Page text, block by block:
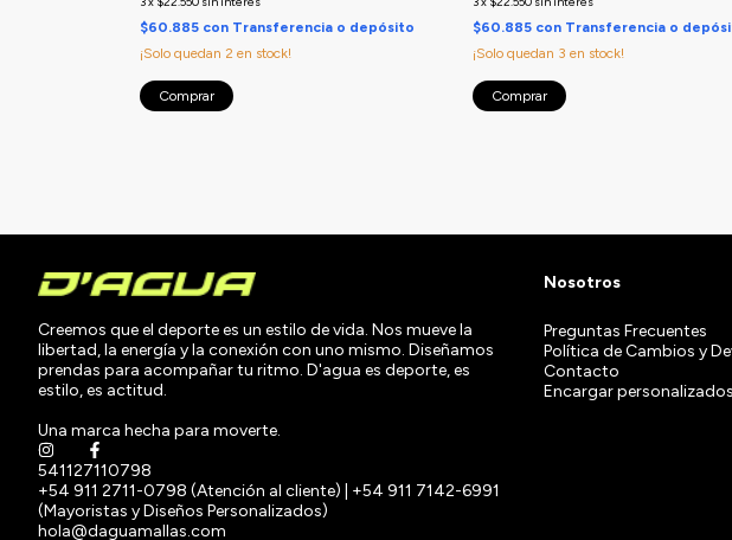
$60.885 con Transferencia o depósito
¡Solo quedan 2 en stock!
Comprar
$60.885 con Transferencia o
¡Solo quedan 3 en stock!
Comprar
Creemos que el deporte es un estilo de vida. Nos mueve la
libertad, la energía y la conexión con uno mismo. Diseñamos
prendas para acompañar tu ritmo. D'agua es deporte, es
estilo, es actitud.
Una marca hecha para moverte.
541127110798
+54 911 2711-0798 (Atención al cliente) | +54 911 7142-6991
(Mayoristas y Diseños Personalizados)
hola@daguamallas.com
Nosotros
Preguntas Frecuentes
Política de Cambios y
Contacto
Encargar personalizados